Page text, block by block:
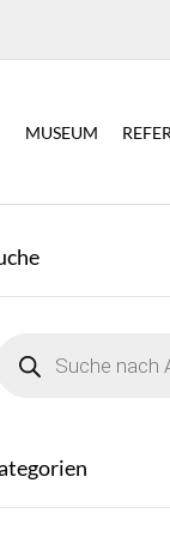
MUSEUM
search